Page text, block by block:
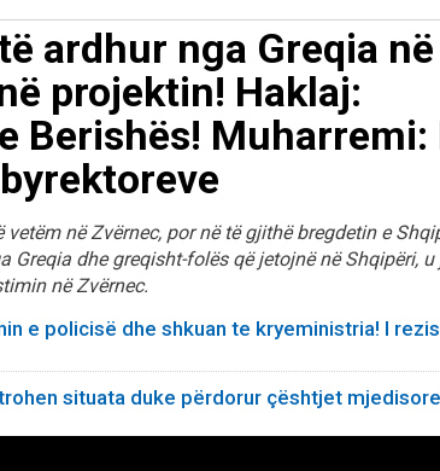
ardhur nga Greqia në
projektin! Haklaj:
Berishës! Muharremi:
në Zvërnec, por në të gjithë bregdetin e
Greqia dhe greqisht-folës që jetojnë në Shqipëri, u
në Zvërnec.
e policisë dhe shkuan te kryeministria! I
situata duke përdorur çështjet